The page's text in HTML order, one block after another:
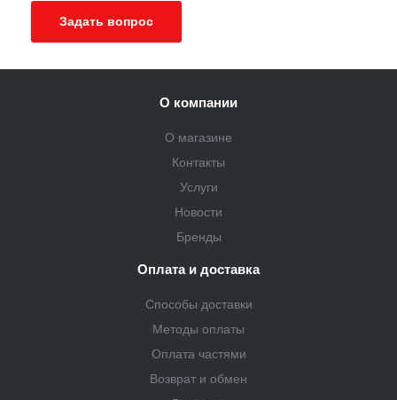
Задать вопрос
О компании
О магазине
Контакты
Услуги
Новости
Бренды
Оплата и доставка
Способы доставки
Методы оплаты
Оплата частями
Возврат и обмен